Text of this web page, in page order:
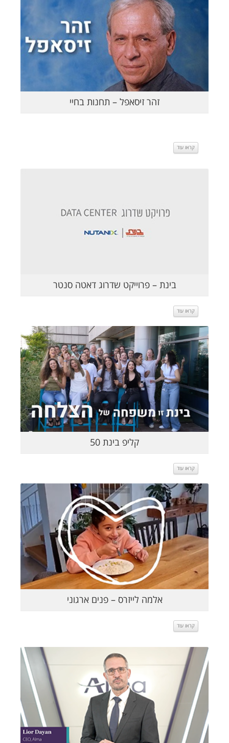
זהר זיסאפל – תחנות בחיי
קראו עוד
בינת – פרוייקט שדרוג דאטה סנטר
קראו עוד
קראו עוד
קליפ בינת 50
קראו עוד
קראו עוד
אלמה לייזרס – פנים ארגוני
קראו עוד
קראו עוד